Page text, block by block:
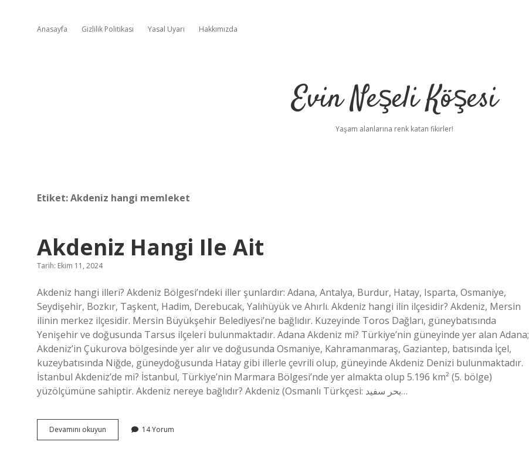
Anasayfa Gizlilik Politikası Yasal Uyarı Hakkımızda
Evin Neşeli Köşesi
Yaşam alanlarına renk katan fikirler!
Etiket:Akdeniz hangi memleket
Akdeniz Hangi Ile Ait
Tarih: Ekim 11, 2024
Akdeniz hangi illeri? Akdeniz Bölgesi’ndeki iller şunlardır: Adana, Antalya, Burdur, Hatay, Isparta, Osmaniye,
Seydişehir, Bozkır, Taşkent, Hadim, Derebucak, Yalıhüyük ve Ahırlı. Akdeniz hangi ilin ilçesidir? Akdeniz, Mersin
ilinin merkez ilçesidir. Mersin Büyükşehir Belediyesi’ne bağlıdır. Kuzeyinde Toros Dağları, güneybatısında
Yenişehir ve doğusunda Tarsus ilçeleri bulunmaktadır. Adana Akdeniz mi? Türkiye’nin güneyinde yer alan Adana;
Akdeniz’in Çukurova bölgesinde yer alır ve doğusunda Osmaniye, Kahramanmaraş, Gaziantep, batısında İçel,
kuzeybatısında Niğde, güneydoğusunda Hatay gibi illerle çevrili olup, güneyinde Akdeniz Denizi bulunmaktadır.
İstanbul Akdeniz’de mi? İstanbul, Türkiye’nin Marmara Bölgesi’nde yer almakta olup 5.196 km² (5. bölge)
yüzölçümüne sahiptir. Akdeniz nereye bağlıdır? Akdeniz (Osmanlı Türkçesi: بحر سفيد…
Devamını okuyun Akdeniz
Hangi
14 Yorum